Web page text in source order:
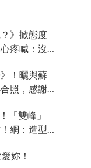
》掀態度
疼喊：沒
！曬與蘇
照，感謝
「雙峰」
網：造型
妳！